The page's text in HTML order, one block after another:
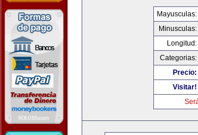
Mayusculas:
Minusculas:
Longitud:
Categorias:
Precio:
Visitar!